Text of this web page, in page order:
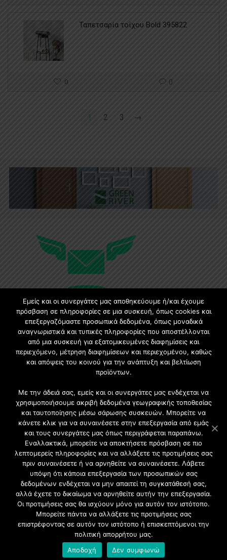
Ταπετσαρία τοίχου Bold 395822
0 0
1 2 3 →
Εγγραφή στο Newsletter
Γίνετε μέλος της μεγαλύτερης διαδικτυακής κοινότητας, ειδικά
για αρχιτέκτονες, σχεδιαστές και λάτρεις της κατασκευής και
2021 CFW - All Rights Reserved
Επιχειρήσεις |
Προφίλ
Διαφήμιση
Επικοινωνία
Πολιτική Απορρήτου
Εμείς και οι συνεργάτες μας αποθηκεύουμε ή/και έχουμε
πρόσβαση σε πληροφορίες σε μια συσκευή, όπως cookies και
επεξεργαζόμαστε προσωπικά δεδομένα, όπως μοναδικά
αναγνωριστικά και τυπικές πληροφορίες που αποστέλλονται
από μια συσκευή για εξατομικευμένες διαφημίσεις και
περιεχόμενο, μέτρηση διαφημίσεων και περιεχομένου, καθώς
και απόψεις του κοινού για την ανάπτυξη και βελτίωση
προϊόντων.
Με την άδειά σας, εμείς και οι συνεργάτες μας ενδέχεται να
χρησιμοποιήσουμε ακριβή δεδομένα γεωγραφικής τοποθεσίας
και ταυτοποίησης μέσω σάρωσης συσκευών. Μπορείτε να
κάνετε κλικ για να συναινέσετε στην επεξεργασία από εμάς
και τους συνεργάτες μας όπως περιγράφεται παραπάνω.
Εναλλακτικά, μπορείτε να αποκτήσετε πρόσβαση σε πιο
λεπτομερείς πληροφορίες και να αλλάξετε τις προτιμήσεις σας
πριν συναινέσετε ή να αρνηθείτε να συναινέσετε. Λάβετε
υπόψη ότι κάποια επεξεργασία των προσωπικών σας
δεδομένων ενδέχεται να μην απαιτεί τη συγκατάθεσή σας,
αλλά έχετε το δικαίωμα να αρνηθείτε αυτήν την επεξεργασία.
Οι προτιμήσεις σας θα ισχύουν μόνο για αυτόν τον ιστότοπο.
Μπορείτε πάντα να αλλάξετε τις προτιμήσεις σας
επιστρέφοντας σε αυτόν τον ιστότοπο ή επισκεπτόμενοι την
πολιτική απορρήτου μας.
Αποδοχή
Δεν συμφωνώ